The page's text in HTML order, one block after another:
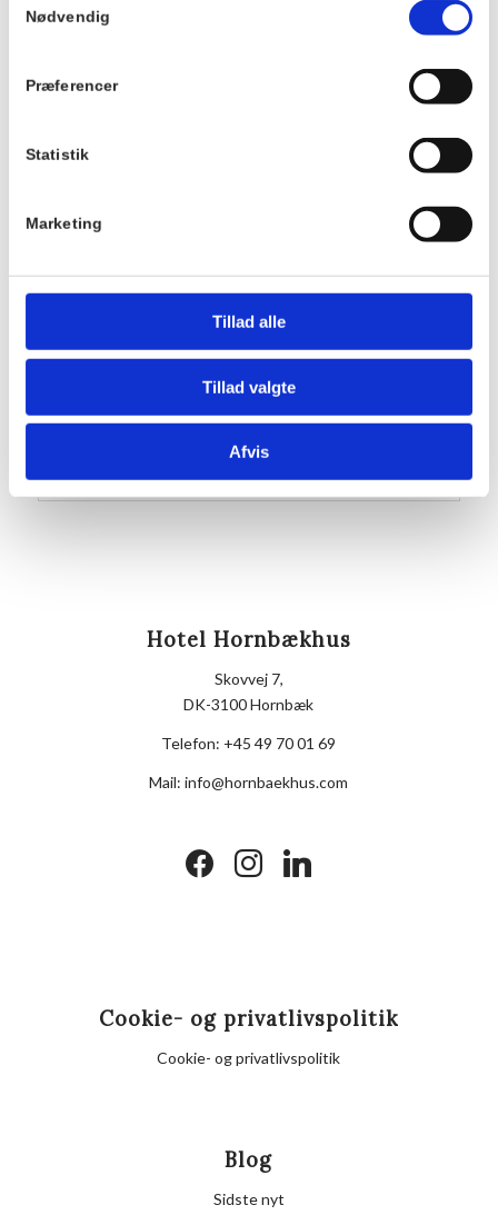
Nødvendig
Præferencer
Statistik
Marketing
Tillad alle
Tillad valgte
Afvis
Tidspunkt:
Serie:
Sted
Skovvej 7
Telefon
Hotel Hornbækhus
Skovvej 7,
DK-3100 Hornbæk
Telefon: +45 49 70 01 69
Mail:info@hornbaekhus.com
facebookinstagramlinkedin
Cookie- og privatlivspolitik
Cookie- og privatlivspolitik
Blog
Sidste nyt